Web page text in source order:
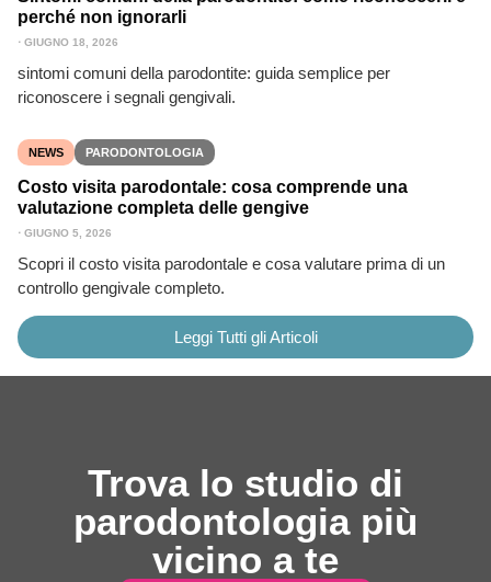
perché non ignorarli
⋅ GIUGNO 18, 2026
sintomi comuni della parodontite: guida semplice per
riconoscere i segnali gengivali.
NEWS PARODONTOLOGIA
Costo visita parodontale: cosa comprende una
valutazione completa delle gengive
⋅ GIUGNO 5, 2026
Scopri il costo visita parodontale e cosa valutare prima di un
controllo gengivale completo.
Leggi Tutti gli Articoli
Trova lo studio di
parodontologia più
vicino a te